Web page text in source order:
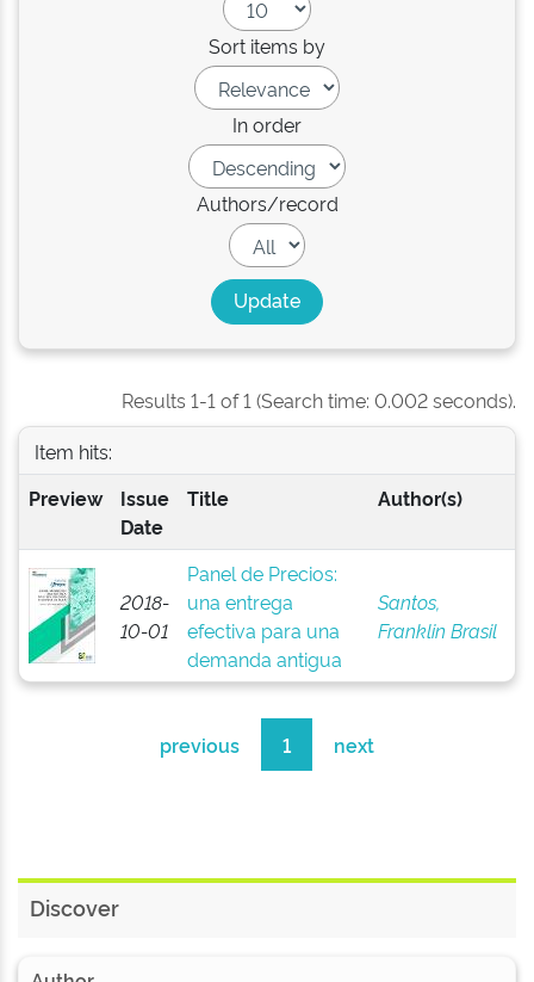
Sort items by
In order
Authors/record
Results 1-1 of 1 (Search time: 0.002 seconds).
Item hits:
Preview
Issue
Date
Title Author(s)
2018-
10-01
Panel de Precios:
una entrega
efectiva para una
demanda antigua
Santos,
Franklin Brasil
previous 1 next
Discover